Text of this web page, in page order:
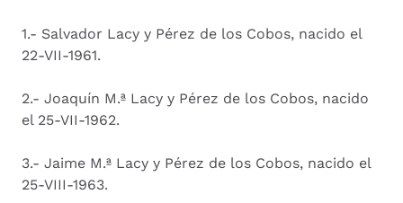
1.- Salvador Lacy y Pérez de los Cobos, nacido el
22-VII-1961.
2.- Joaquín M.ª Lacy y Pérez de los Cobos, nacido
el 25-VII-1962.
3.- Jaime M.ª Lacy y Pérez de los Cobos, nacido el
25-VIII-1963.